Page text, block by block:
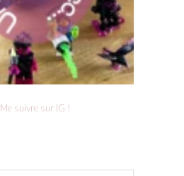
Me suivre sur IG !